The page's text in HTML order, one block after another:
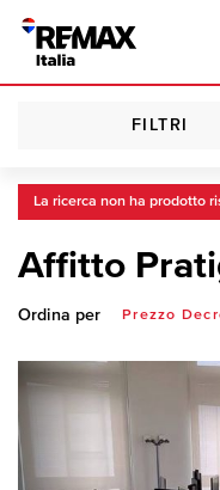
FILTRI
La ricerca non ha prodotto
Affitto
Ordina per